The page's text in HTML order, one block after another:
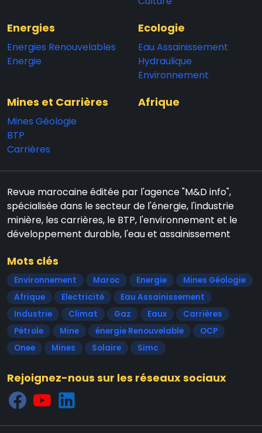
Energies
Energies Renouvelables
Energie
Ecologie
Eau Assainissement
Hydraulique
Environnement
Mines et Carrières
Mines Géologie
BTP
Carrières
Afrique
Revue marocaine éditée par l'agence "M&D info",
spécialisée dans le secteur de l'énergie, l'industrie
minière, les carrières, le BTP, l'environnement et le
développement durable, l'eau et assainissement
Mots clés
Environnement Maroc Energie
Mines Géologie
Afrique
Electricité
Eau Assainissement
Industrie
Climat Gaz Eaux
Carrières
Pétrole
Mine énergie Renouvelable
OCP
Onee
Mines Solaire Simc
Rejoignez-nous sur les réseaux sociaux